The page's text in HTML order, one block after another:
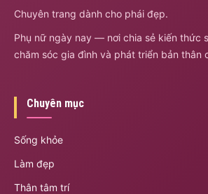
Chuyên trang dành cho phái đẹp.
Phụ nữ ngày nay — nơi chia sẻ kiến thức
chăm sóc gia đình và phát triển bản thân
Chuyên mục
Sống khỏe
Làm đẹp
Thân tâm trí